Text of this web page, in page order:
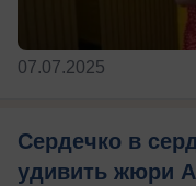
07.07.2025
Сердечко в
удивить жюри